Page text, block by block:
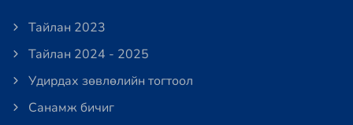
Тайлан 2023
Тайлан 2024 - 2025
Удирдах зөвлөлийн тогтоол
Санамж бичиг